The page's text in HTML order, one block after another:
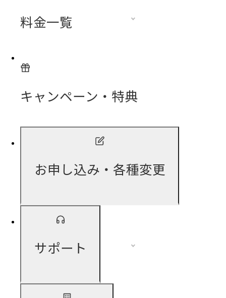
料金一覧
キャンペーン・特典
お申し込み・各種変更
サポート